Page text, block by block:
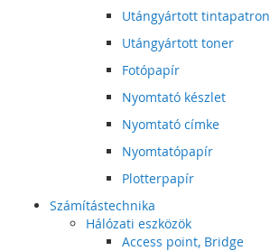
Utángyártott tintapatron
Utángyártott toner
Fotópapír
Nyomtató készlet
Nyomtató címke
Nyomtatópapír
Plotterpapír
Számítástechnika
Hálózati eszközök
Access point, Bridge